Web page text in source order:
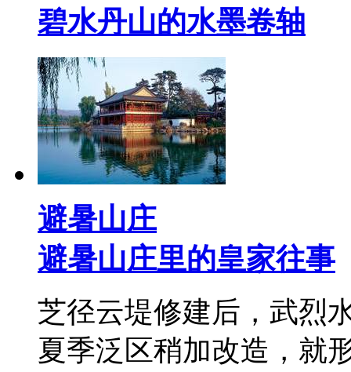
碧水丹山的水墨卷轴
避暑山庄
避暑山庄里的皇家往事
芝径云堤修建后，武烈
夏季泛区稍加改造，就